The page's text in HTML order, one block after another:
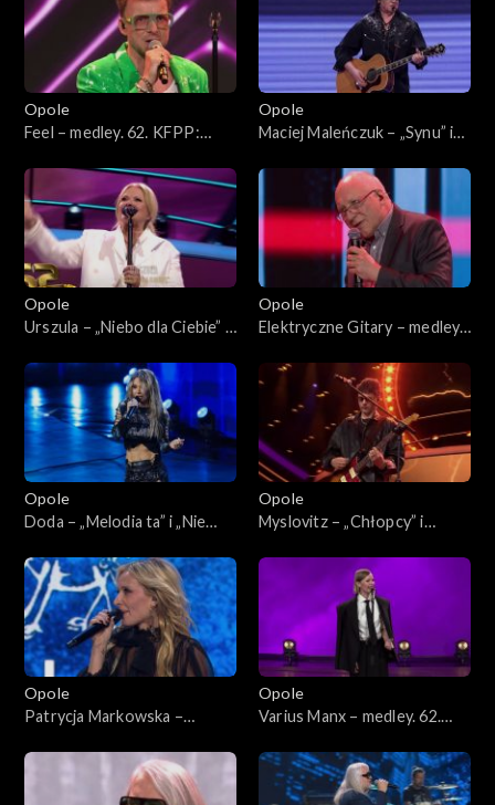
Opole
Feel – medley. 62. KFPP:
Opole
Maciej Maleńczuk – „Synu” i
KFPP: Koncert
„SuperJedynki”
Opole
Urszula – „Niebo dla Ciebie” i
62. KFPP: Koncert
„SuperJedynki”
Opole
Elektryczne Gitary – medley.
„SuperJedynki”
Opole
Doda – „Melodia ta” i „Nie
„SuperJedynki”
Opole
Myslovitz – „Chłopcy” i
samotności”. 62. KFPP:
Koncert „SuperJedynki”
Opole
Patrycja Markowska –
62. KFPP: Koncert
„SuperJedynki”
Opole
Varius Manx – medley. 62.
„SuperJedynki”